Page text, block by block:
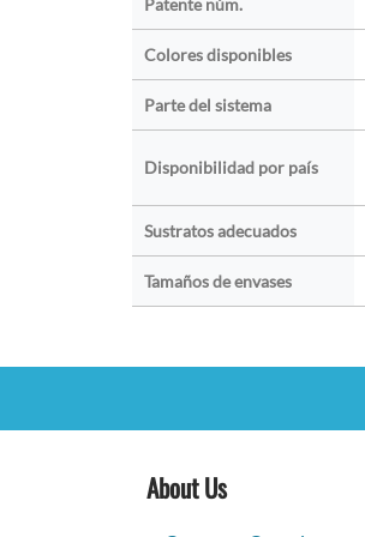
Patente núm.
Colores disponibles
Parte del sistema
Disponibilidad por país
Sustratos adecuados
Tamaños de envases
About Us